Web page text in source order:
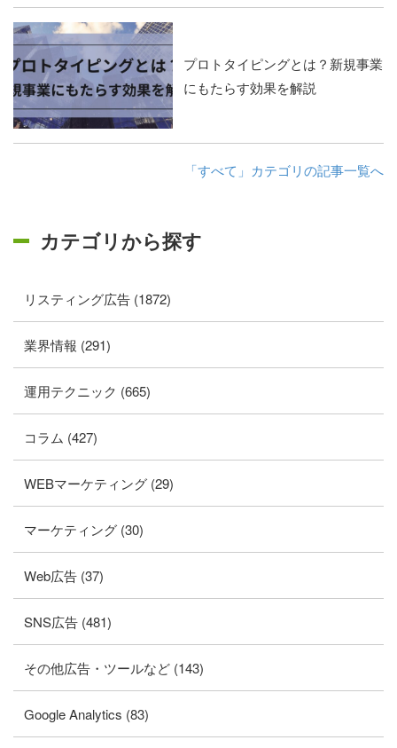
プロトタイピングとは？新規事業
にもたらす効果を解説
「すべて」カテゴリの記事一覧へ
カテゴリから探す
リスティング広告 (1872)
業界情報 (291)
運用テクニック (665)
コラム (427)
WEBマーケティング (29)
マーケティング (30)
Web広告 (37)
SNS広告 (481)
その他広告・ツールなど (143)
Google Analytics (83)